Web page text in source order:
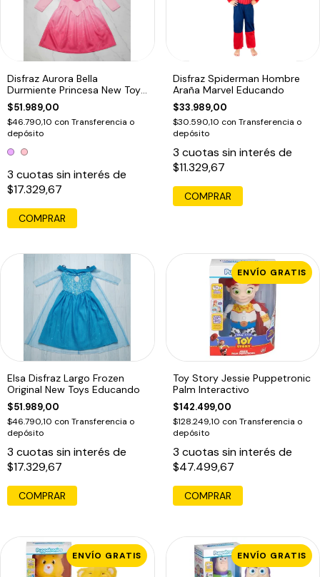
Disfraz Aurora Bella
Durmiente Princesa New Toys
Educando
$51.989,00
$46.790,10 con Transferencia o
depósito
3 cuotas sin interés de
$17.329,67
COMPRAR
Disfraz Spiderman Hombre
Araña Marvel Educando
$33.989,00
$30.590,10 con Transferencia o
depósito
3 cuotas sin interés de
$11.329,67
COMPRAR
Elsa Disfraz Largo Frozen
Original New Toys Educando
$51.989,00
$46.790,10 con Transferencia o
depósito
3 cuotas sin interés de
$17.329,67
COMPRAR
ENVÍO GRATIS
Toy Story Jessie Puppetronic
Palm Interactivo
$142.499,00
$128.249,10 con Transferencia o
depósito
3 cuotas sin interés de
$47.499,67
ENVÍO GRATIS ENVÍO GRATIS